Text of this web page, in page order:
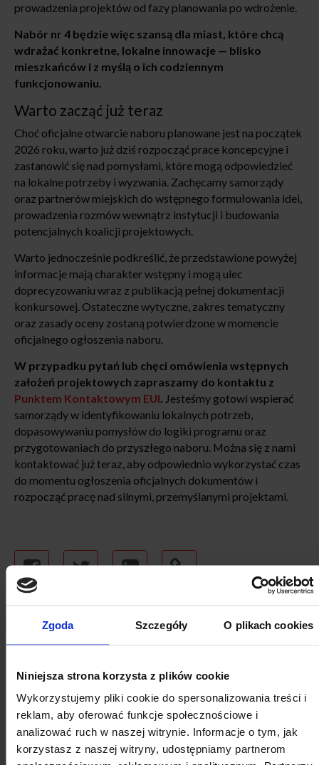
Zgoda Szczegóły O plikach cookies
Niniejsza strona korzysta z plików cookie
Wykorzystujemy pliki cookie do spersonalizowania treści i
reklam, aby oferować funkcje społecznościowe i
analizować ruch w naszej witrynie. Informacje o tym, jak
korzystasz z naszej witryny, udostępniamy partnerom
prowadzenia projektów od fazy planowania po wdrożenie.
Nabór nr 4 będzie więc szansą dla miast, które chcą
wdrażać konkretne, lokalne innowacje — blisko
mieszkańców i z myślą o ich codziennym
funkcjonowaniu.
Warto zacząć już teraz
Choć oficjalne otwarcie naboru planowane jest na początek
2026 roku, warto już dziś rozpocząć prace koncepcyjne i
zastanowić się nad pomysłami, które mogą odpowiedzieć
na lokalne potrzeby i wyzwania. Zachęcamy samorządy
oraz partnerów miejskich do wstępnego formułowania idei,
prowadzenia rozmów wewnątrz instytucji i budowania
potencjalnych koalicji projektowych.
Warto jednocześnie podkreślić, że przedstawione powyżej
informacje mają charakter wstępny i mogą ulec
doprecyzowaniu wraz z publikacją pełnej dokumentacji
konkursowej. Ostateczne wytyczne, zakres tematyczny
oraz zasady oceny zostaną potwierdzone w momencie
oficjalnego ogłoszenia naboru.
W przypadku pytań lub chęci omówienia wstępnych
założeń projektowych zapraszamy do kontaktu z
Punktem Kontaktowym EUI. Jesteśmy gotowi wspierać
samorządy w identyfikowaniu lokalnych potrzeb,
dopasowywaniu pomysłów do logiki programu oraz
przygotowaniach do przyszłego naboru. Można się z nami
kontaktować już teraz, aby odpowiednio wykorzystać czas
do momentu ogłoszenia oficjalnych dokumentów i
rozpocząć pracę nad silnymi, przemyślanymi projektami.
SIERPNIA